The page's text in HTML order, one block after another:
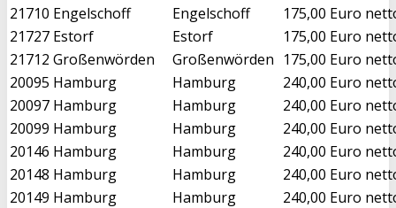
21710 Engelschoff Engelschoff
175,00 Euro
21727 Estorf Estorf
175,00 Euro
21712 Großenwörden Großenwörden 175,00 Euro
20095 Hamburg Hamburg
240,00 Euro
20097 Hamburg Hamburg
240,00 Euro
20099 Hamburg Hamburg
240,00 Euro
20146 Hamburg Hamburg
240,00 Euro
20148 Hamburg Hamburg
240,00 Euro
20149 Hamburg Hamburg
240,00 Euro